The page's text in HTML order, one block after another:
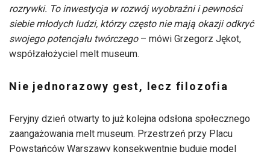
rozrywki. To inwestycja w rozwój wyobraźni i pewności
siebie młodych ludzi, którzy często nie mają okazji odkryć
swojego potencjału twórczego– mówi Grzegorz Jękot,
współzałożyciel melt museum.
Nie jednorazowy gest, lecz filozofia
Feryjny dzień otwarty to już kolejna odsłona społecznego
zaangażowania melt museum. Przestrzeń przy Placu
Powstańców Warszawy konsekwentnie buduje model